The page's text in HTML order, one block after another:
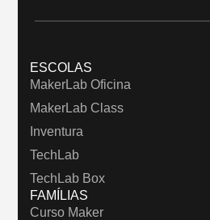
ESCOLAS
MakerLab Oficina
MakerLab Class
Inventura
TechLab
TechLab Box
FAMÍLIAS
Curso Maker